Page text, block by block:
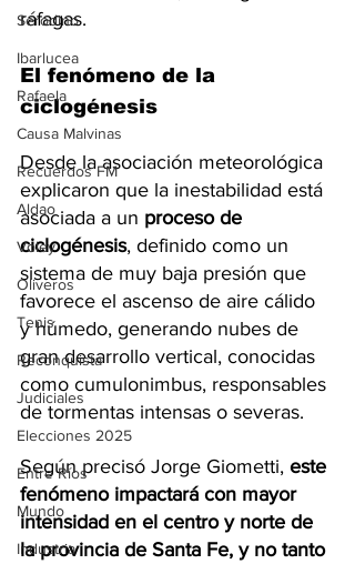
Serodino
Ibarlucea
Rafaela
Causa Malvinas
Recuerdos FM
Aldao
Voley
Oliveros
Tenis
Reconquista
Judiciales
Elecciones 2025
Entre Ríos
Mundo
Industria
ráfagas.
El fenómeno de la
ciclogénesis
Desde la asociación meteorológica
explicaron que la inestabilidad está
asociada a un proceso de
ciclogénesis, definido como un
sistema de muy baja presión que
favorece el ascenso de aire cálido
y húmedo, generando nubes de
gran desarrollo vertical, conocidas
como cumulonimbus, responsables
de tormentas intensas o severas.
Según precisó Jorge Giometti, este
fenómeno impactará con mayor
intensidad en el centro y norte de
la provincia de Santa Fe, y no tanto